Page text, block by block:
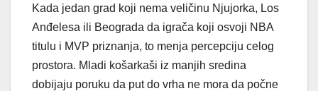
Kada jedan grad koji nema veličinu Njujorka, Los
Anđelesa ili Beograda da igrača koji osvoji NBA
titulu i MVP priznanja, to menja percepciju celog
prostora. Mladi košarkaši iz manjih sredina
dobijaju poruku da put do vrha ne mora da počne